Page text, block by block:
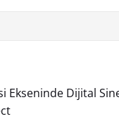
Ekseninde Dijital